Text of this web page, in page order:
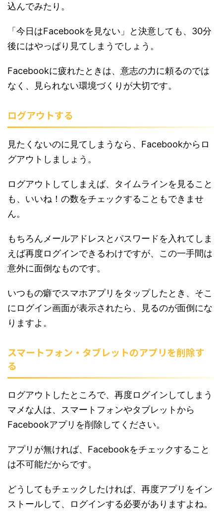
込んでみたり。
「今日はFacebookを見ない」と決意しても、30分
後にはやっぱり見てしまうでしょう。
Facebookに疲れたときは、意志の力に頼るのでは
なく、見られない環境づくりが大切です。
ログアウトする
見たくないのに見てしまうなら、Facebookからロ
グアウトしましょう。
ログアウトしてしまえば、タイムラインを見ること
も、いいね！の数をチェックすることもできませ
ん。
もちろんメールアドレスとパスワードを入れてしま
えば再度ログインできるわけですが、この一手間は
意外に面倒なものです。
いつもの癖でスマホアプリをタップしたとき、そこ
にログイン画面が表示されたら、見るのが面倒にな
りますよ。
スマートフォン・タブレットのアプリを削除す
る
ログアウトしたところで、再度ログインしてしまう
マメな人は、スマートフォンやタブレットから
Facebookアプリを削除してください。
アプリが無ければ、Facebookをチェックすること
は不可能だからです。
どうしてもチェックしたければ、再度アプリをイン
ストールして、ログインする必要がありますよね。